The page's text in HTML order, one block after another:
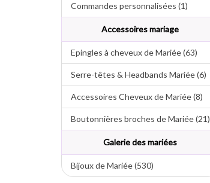
Commandes personnalisées (1)
Accessoires mariage
Epingles à cheveux de Mariée (63)
Serre-têtes & Headbands Mariée (6)
Accessoires Cheveux de Mariée (8)
Boutonnières broches de Mariée (21)
Galerie des mariées
Bijoux de Mariée (530)